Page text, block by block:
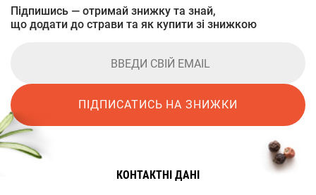
Підпишись — отримай знижку та знай,
що додати до страви та як купити зі знижкою
ПІДПИСАТИСЬ НА ЗНИЖКИ
КОНТАКТНІ ДАНІ